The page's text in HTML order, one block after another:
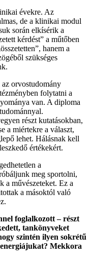
évekre. Az
de a klinikai modul
során elkísérik a
kérdést” a műtőben
hanem a
szükséges
az orvostudomány
folytatni a
van. A diploma
részt kutatásokban,
a miértekre a választ,
lehet. Hálásnak kell
értékekért.
a
meg sportolni,
a művészeteket. Ez a
a másoktól való
foglalkozott – részt
tankönyveket
szintén ilyen sokrétű
energiájukat? Mekkora